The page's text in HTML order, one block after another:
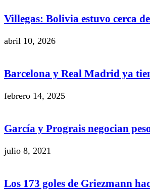
Villegas: Bolivia estuvo cerca
abril 10, 2026
Barcelona y Real Madrid ya
febrero 14, 2025
García y Prograis negocian
julio 8, 2021
Los 173 goles de Griezmann